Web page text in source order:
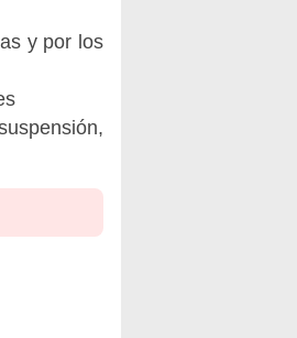
y por los